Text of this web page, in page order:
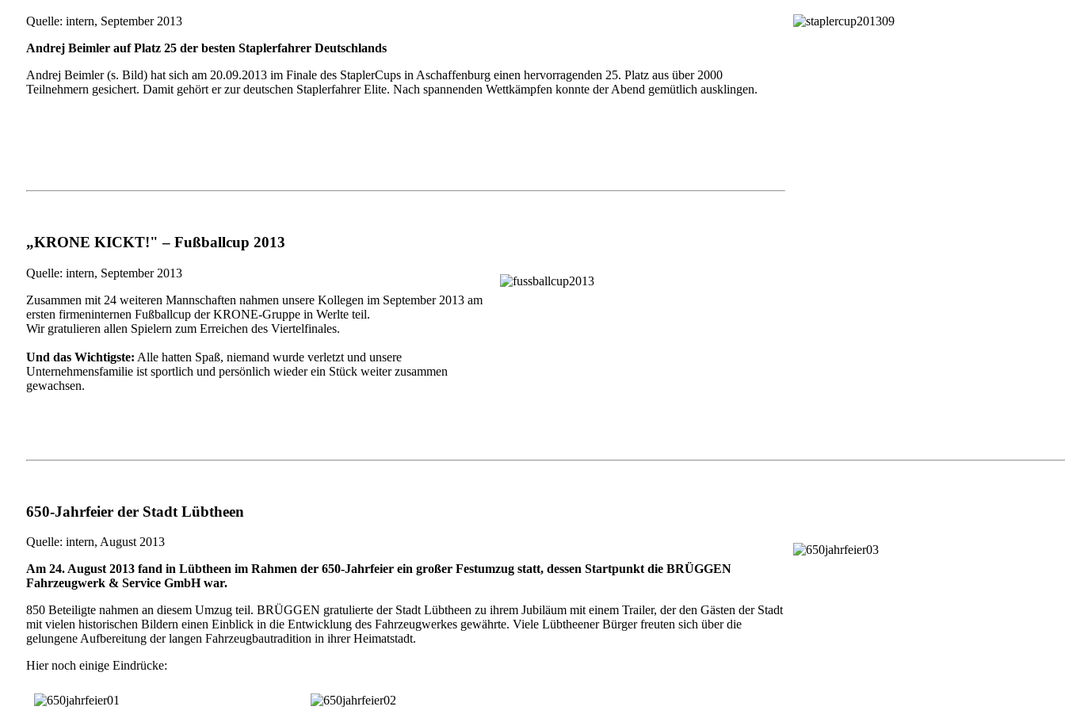
Quelle: intern, September 2013
Andrej Beimler auf Platz 25 der besten Staplerfahrer Deutschlands
Andrej Beimler (s. Bild) hat sich am 20.09.2013 im Finale des StaplerCups in Aschaffenburg einen hervorragenden 25. Platz aus über 2000
Teilnehmern gesichert. Damit gehört er zur deutschen Staplerfahrer Elite. Nach spannenden Wettkämpfen konnte der Abend gemütlich ausklingen.
„KRONE KICKT!" – Fußballcup 2013
Quelle: intern, September 2013
Zusammen mit 24 weiteren Mannschaften nahmen unsere Kollegen im September 2013 am
ersten firmeninternen Fußballcup der KRONE-Gruppe in Werlte teil.
Wir gratulieren allen Spielern zum Erreichen des Viertelfinales.
Und das Wichtigste: Alle hatten Spaß, niemand wurde verletzt und unsere
Unternehmensfamilie ist sportlich und persönlich wieder ein Stück weiter zusammen
gewachsen.
650-Jahrfeier der Stadt Lübtheen
Quelle: intern, August 2013
Am 24. August 2013 fand in Lübtheen im Rahmen der 650-Jahrfeier ein großer Festumzug statt, dessen Startpunkt die BRÜGGEN
Fahrzeugwerk & Service GmbH war.
850 Beteiligte nahmen an diesem Umzug teil. BRÜGGEN gratulierte der Stadt Lübtheen zu ihrem Jubiläum mit einem Trailer, der den Gästen der Stadt
mit vielen historischen Bildern einen Einblick in die Entwicklung des Fahrzeugwerkes gewährte. Viele Lübtheener Bürger freuten sich über die
gelungene Aufbereitung der langen Fahrzeugbautradition in ihrer Heimatstadt.
Hier noch einige Eindrücke: